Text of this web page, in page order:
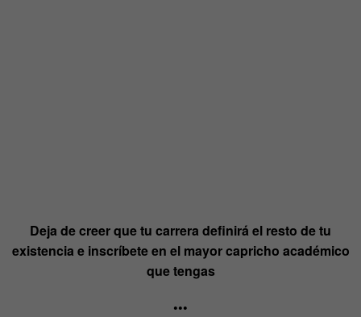
Deja de creer que tu carrera definirá el resto de tu
existencia e inscríbete en el mayor capricho académico
que tengas
•••